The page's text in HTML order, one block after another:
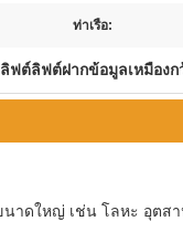
ท่าเรือ:
ลิฟต์ลิฟต์ฝากข้อมูลเหมืองก
าดใหญ่ เช่น โลหะ อุตส